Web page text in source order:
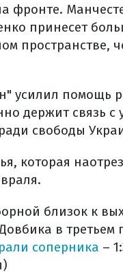
фронте.
принесет
пространстве,
усилил помощь
держит связь
свободы
которая
близок к
в
соперника –